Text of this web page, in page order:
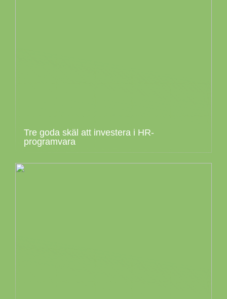
Tre goda skäl att investera i HR-
programvara